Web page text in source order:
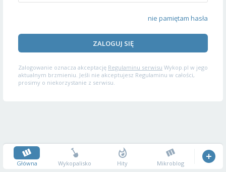
nie pamiętam hasła
ZALOGUJ SIĘ
Zalogowanie oznacza akceptację Regulaminu serwisu Wykop.pl w jego
aktualnym brzmieniu. Jeśli nie akceptujesz Regulaminu w całości,
prosimy o niekorzystanie z serwisu.
Główna Wykopalisko Hity Mikroblog